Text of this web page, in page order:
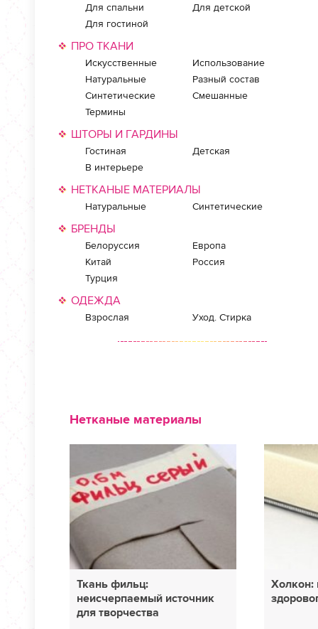
Для спальни
Для детской
Для гостиной
ПРО ТКАНИ
Искусственные
Использование
Натуральные
Разный состав
Синтетические
Смешанные
Термины
ШТОРЫ И ГАРДИНЫ
Гостиная
Детская
В интерьере
НЕТКАНЫЕ МАТЕРИАЛЫ
Натуральные Синтетические
БРЕНДЫ
Белоруссия
Европа
Китай
Россия
Турция
ОДЕЖДА
Взрослая Уход. Стирка
Нетканые материалы
Ткань фильц:
неисчерпаемый источник
для творчества
Холкон: